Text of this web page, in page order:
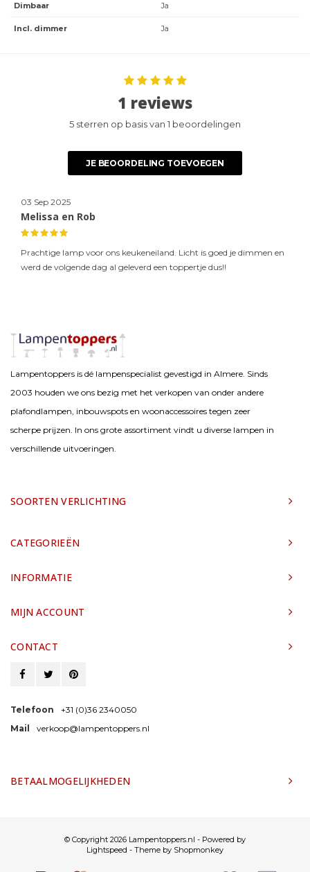
Dimbaar Ja
Incl. dimmer Ja
1 reviews
5 sterren op basis van 1 beoordelingen
JE BEOORDELING TOEVOEGEN
03 Sep 2025
Melissa en Rob
Prachtige lamp voor ons keukeneiland. Licht is goed je dimmen en
werd de volgende dag al geleverd een toppertje dus!!
Lampentoppers is dé lampenspecialist gevestigd in Almere. Sinds
2003 houden we ons bezig met het verkopen van onder andere
plafondlampen, inbouwspots en woonaccessoires tegen zeer
scherpe prijzen. In ons grote assortiment vindt u diverse lampen in
verschillende uitvoeringen.
SOORTEN VERLICHTING
CATEGORIEËN
INFORMATIE
MIJN ACCOUNT
CONTACT
Telefoon
+31 (0)36 2340050
Mail
verkoop@lampentoppers.nl
BETAALMOGELIJKHEDEN
© Copyright 2026 Lampentoppers.nl - Powered by
Lightspeed - Theme by Shopmonkey